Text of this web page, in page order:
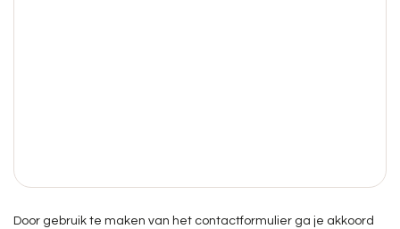
Door gebruik te maken van het contactformulier ga je akkoord